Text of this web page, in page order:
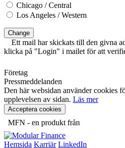
Chicago / Central
Los Angeles / Western
Change
Ett mail har skickats till den givna
klicka på "Login" i mailet för att
Företag
Pressmeddelanden
Den här websidan använder cookies
upplevelsen av sidan. Läs mer
Acceptera cookies
MFN - en produkt från
Hemsida Karriär LinkedIn